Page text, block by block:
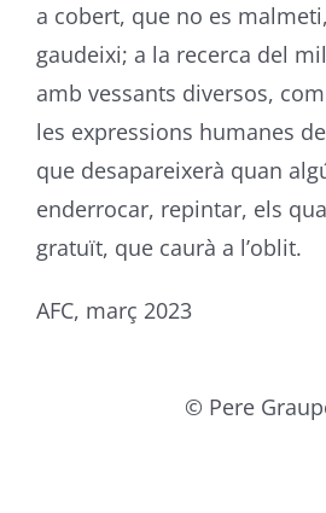
a cobert, que no es
gaudeixi; a la recerca del
amb vessants diversos,
les expressions humanes
que desapareixerà quan
enderrocar, repintar, els
gratuït, que caurà a l’oblit.
AFC, març 2023
© Pere